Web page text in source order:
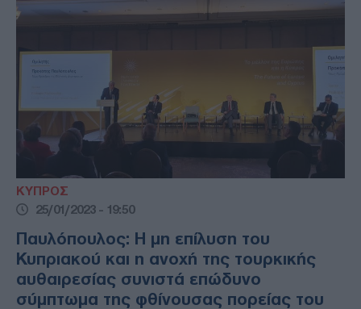
ΚΥΠΡΟΣ
25/01/2023 - 19:50
Παυλόπουλος: Η μη επίλυση του
Κυπριακού και η ανοχή της τουρκικής
αυθαιρεσίας συνιστά επώδυνο
σύμπτωμα της φθίνουσας πορείας του